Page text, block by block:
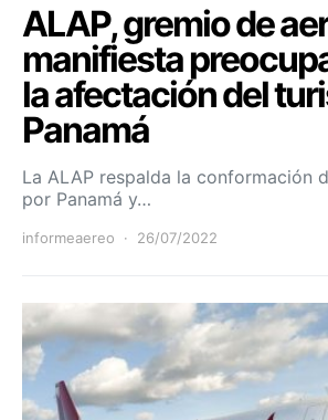
ALAP, gremio de
manifiesta
la afectación del
Panamá
La ALAP respalda la conformación
por Panamá y…
informeaereo 26/07/2022